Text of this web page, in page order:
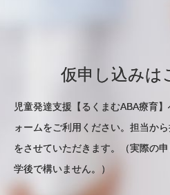
仮申し込みは
児童発達支援【るくまむABA療育
ォームをご利用ください。担当か
をさせていただきます。（実際の
学後で構いません。）